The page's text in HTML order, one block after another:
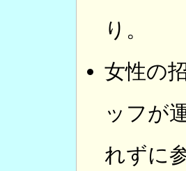
り。
女性の
ッフが
れずに